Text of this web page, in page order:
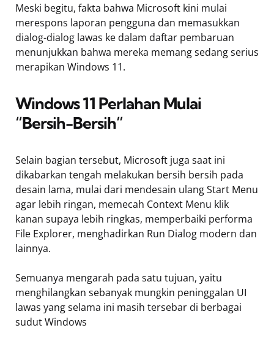
Meski begitu, fakta bahwa Microsoft kini mulai
merespons laporan pengguna dan memasukkan
dialog-dialog lawas ke dalam daftar pembaruan
menunjukkan bahwa mereka memang sedang serius
merapikan Windows 11.
Windows 11 Perlahan Mulai
“Bersih-Bersih”
Selain bagian tersebut, Microsoft juga saat ini
dikabarkan tengah melakukan bersih bersih pada
desain lama, mulai dari mendesain ulang Start Menu
agar lebih ringan, memecah Context Menu klik
kanan supaya lebih ringkas, memperbaiki performa
File Explorer, menghadirkan Run Dialog modern dan
lainnya.
Semuanya mengarah pada satu tujuan, yaitu
menghilangkan sebanyak mungkin peninggalan UI
lawas yang selama ini masih tersebar di berbagai
sudut Windows